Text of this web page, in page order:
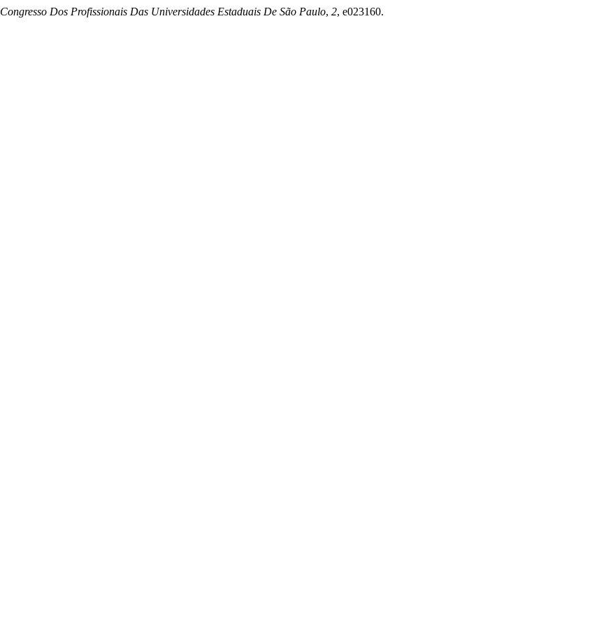
Congresso Dos Profissionais Das Universidades Estaduais De São Paulo, 2, e023160.